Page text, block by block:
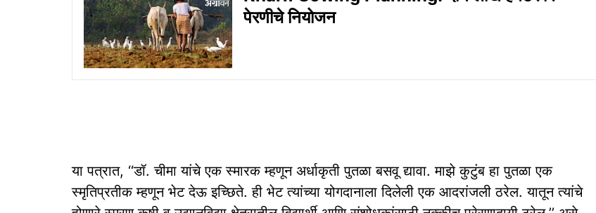
पेरणीचे नियोजन
या पत्रात, ‘‘डॉ. चीमा यांचे एक स्मारक म्हणून अर्धाकृती पुतळा बसवू द्यावा. माझे कुटुंब हा पुतळा एक
स्मृतिप्रतीक म्हणून भेट देऊ इच्छिते. ही भेट त्यांच्या योगदानाला दिलेली एक आदरांजली ठरेल. यातून त्यांचे